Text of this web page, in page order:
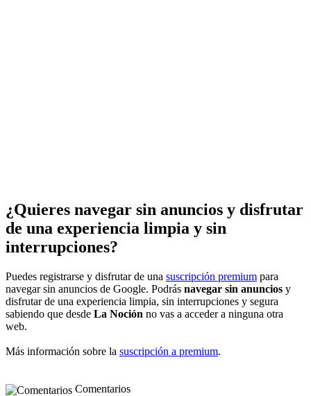
¿Quieres navegar sin anuncios y disfrutar
de una experiencia limpia y sin
interrupciones?
Puedes registrarse y disfrutar de una suscripción premium para
navegar sin anuncios de Google. Podrás navegar sin anuncios y
disfrutar de una experiencia limpia, sin interrupciones y segura
sabiendo que desde La Noción no vas a acceder a ninguna otra
web.
Más información sobre la suscripción a premium.
Comentarios